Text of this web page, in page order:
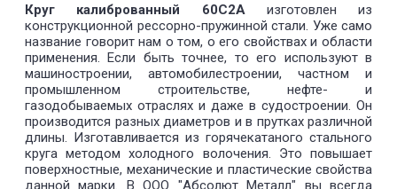
Круг калиброванный 60C2Аизготовлен из
конструкционной рессорно-пружинной стали. Уже само
название говорит нам о том, о его свойствах и области
применения. Если быть точнее, то его используют в
машиностроении, автомобилестроении, частном и
промышленном строительстве, нефте- и
газодобываемых отраслях и даже в судостроении. Он
производится разных диаметров и в прутках различной
длины. Изготавливается из горячекатаного стального
круга методом холодного волочения. Это повышает
поверхностные, механические и пластические свойства
данной марки. В ООО "Абсолют Металл" вы всегда